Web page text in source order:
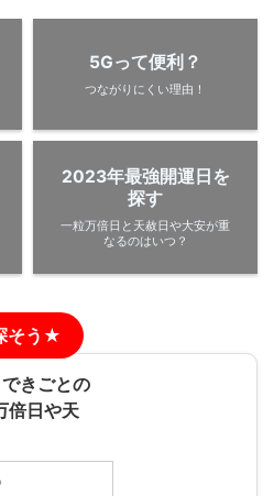
5Gって便利？
つながりにくい理由！
2023年最強開運日を
探す
一粒万倍日と天赦日や大安が重
なるのはいつ？
そう★
きごとの
倍日や天